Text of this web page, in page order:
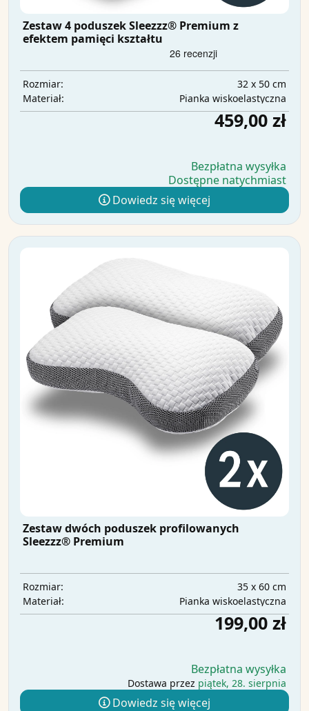
Zestaw 4 poduszek Sleezzz® Premium z
efektem pamięci kształtu
Rozmiar:
32 x 50 cm
Materiał:
Pianka wiskoelastyczna
459,00 zł
Bezpłatna wysyłka
Dostępne natychmiast
Dowiedz się więcej
Zestaw dwóch poduszek profilowanych
Sleezzz® Premium
Rozmiar:
35 x 60 cm
Materiał:
Pianka wiskoelastyczna
199,00 zł
Bezpłatna wysyłka
Dostawa przez piątek, 28. sierpnia
Dowiedz się więcej